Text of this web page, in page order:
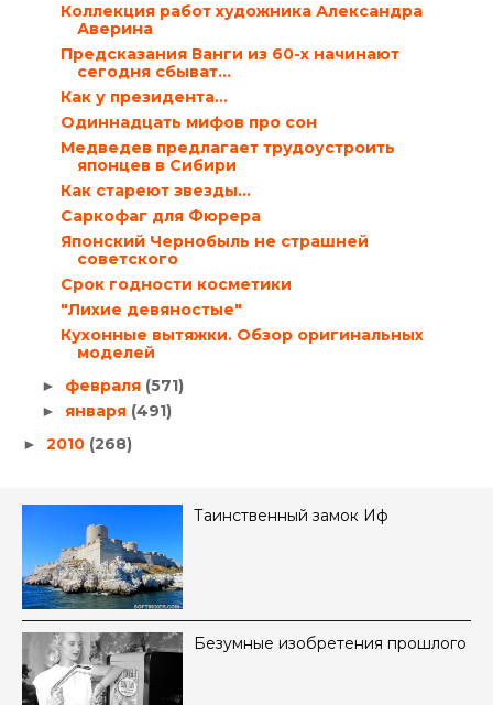
Коллекция работ художника Александра
Аверина
Предсказания Ванги из 60-х начинают
сегодня сбыват...
Как у президента…
Одиннадцать мифов про сон
Медведев предлагает трудоустроить
японцев в Сибири
Как стареют звезды…
Саркофаг для Фюрера
Японский Чернобыль не страшней
советского
Срок годности косметики
"Лихие девяностые"
Кухонные вытяжки. Обзор оригинальных
моделей
► февраля (571)
► января (491)
► 2010 (268)
Таинственный замок Иф
Безумные изобретения прошлого